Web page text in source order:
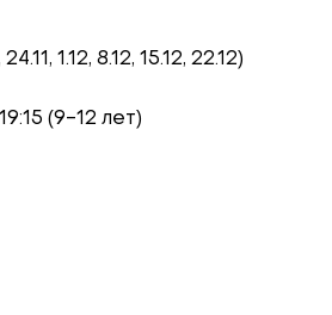
1.12, 8.12, 15.12, 22.12)
(9-12 лет)